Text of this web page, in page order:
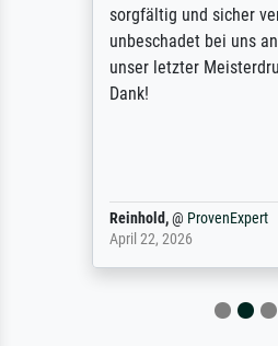
sorgfältig und sicher
unbeschadet bei uns
unser letzter
Dank!
Reinhold,@ProvenExpert
April 22, 2026